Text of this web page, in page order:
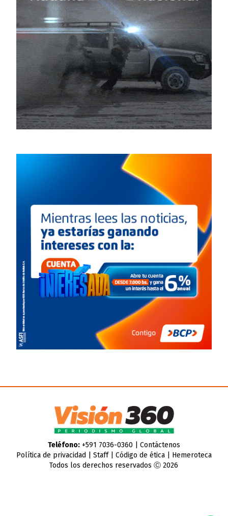
Teléfono:+591 7036-0360 | Contáctenos
Política de privacidad
Staff| Código de ética| Hemeroteca
Todos los derechos reservados Ⓒ 2026